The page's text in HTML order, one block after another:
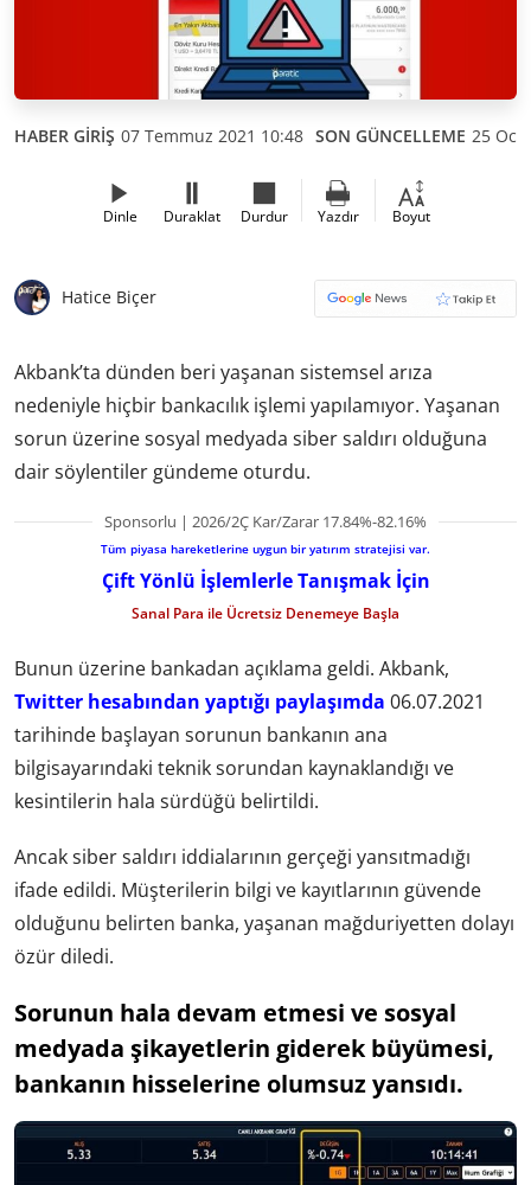
HABER GİRİŞ 07 Temmuz 2021 10:48 SON GÜNCELLEME 25
Dinle Duraklat Durdur Yazdır Boyut
Hatice Biçer
Akbank’ta dünden beri yaşanan sistemsel arıza
nedeniyle hiçbir bankacılık işlemi yapılamıyor. Yaşanan
sorun üzerine sosyal medyada siber saldırı olduğuna
dair söylentiler gündeme oturdu.
Sponsorlu | 2026/2Ç Kar/Zarar 17.84%-82.16%
Tüm piyasa hareketlerine uygun bir yatırım stratejisi var.
Çift Yönlü İşlemlerle Tanışmak İçin
Sanal Para ile Ücretsiz Denemeye Başla
Bunun üzerine bankadan açıklama geldi. Akbank,
Twitter hesabından yaptığı paylaşımda 06.07.2021
tarihinde başlayan sorunun bankanın ana
bilgisayarındaki teknik sorundan kaynaklandığı ve
kesintilerin hala sürdüğü belirtildi.
Ancak siber saldırı iddialarının gerçeği yansıtmadığı
ifade edildi. Müşterilerin bilgi ve kayıtlarının güvende
olduğunu belirten banka, yaşanan mağduriyetten dolayı
özür diledi.
Sorunun hala devam etmesi ve sosyal
medyada şikayetlerin giderek büyümesi,
bankanın hisselerine olumsuz yansıdı.